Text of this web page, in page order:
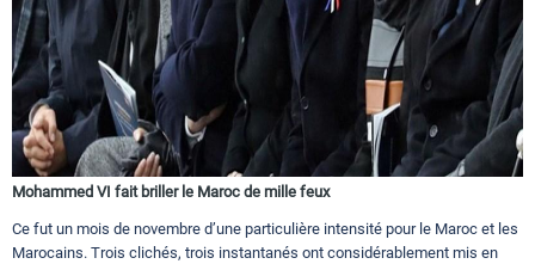
Mohammed VI fait briller le Maroc de mille feux
Ce fut un mois de novembre d’une particulière intensité pour le Maroc et les
Marocains. Trois clichés, trois instantanés ont considérablement mis en